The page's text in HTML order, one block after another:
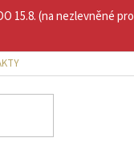
15.8. (na nezlevněné